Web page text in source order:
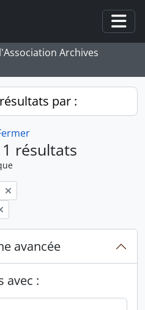
Archives
par :
résultats
filter:
avancée
avec :